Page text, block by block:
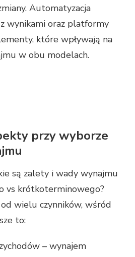
Automatyzacja
wynikami oraz platformy
które wpływają na
w obu modelach.
przy wyborze
są zalety i wady wynajmu
vs krótkoterminowego?
wielu czynników, wśród
to:
– wynajem